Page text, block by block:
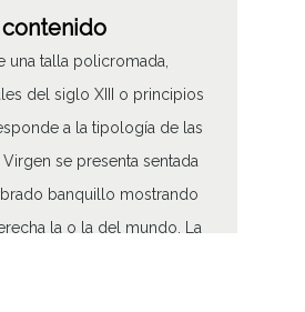
una talla policromada,
del siglo XIII o principios
a la tipología de las
Virgen se presenta sentada
banquillo mostrando
la o la del mundo. La
sobre la rodilla i